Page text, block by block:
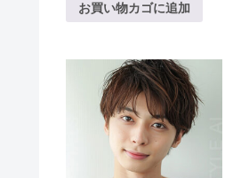
お買い物カゴに追加